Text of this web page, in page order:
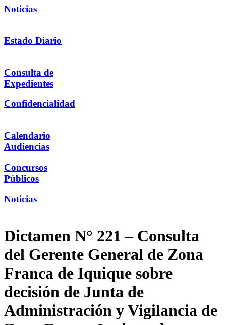
Noticias
Estado Diario
Consulta de
Expedientes
Confidencialidad
Calendario
Audiencias
Concursos
Públicos
Noticias
Dictamen N° 221 – Consulta
del Gerente General de Zona
Franca de Iquique sobre
decisión de Junta de
Administración y Vigilancia de